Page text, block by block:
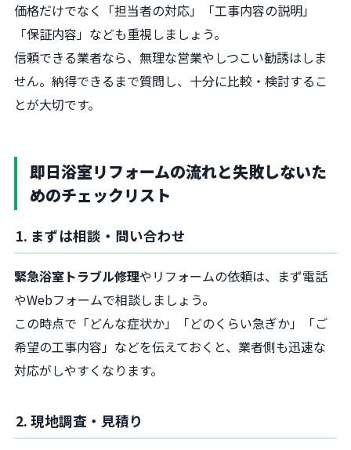
価格だけでなく「担当者の対応」「工事内容の説明」
「保証内容」なども重視しましょう。
信頼できる業者なら、無理な営業やしつこい勧誘はしま
せん。納得できるまで質問し、十分に比較・検討するこ
とが大切です。
即日浴室リフォームの流れと失敗しないた
めのチェックリスト
1. まずは相談・問い合わせ
緊急浴室トラブル修理やリフォームの依頼は、まず電話
やWebフォームで相談しましょう。
この時点で「どんな症状か」「どのくらい急ぎか」「ご
希望の工事内容」などを伝えておくと、業者側も迅速な
対応がしやすくなります。
2. 現地調査・見積り